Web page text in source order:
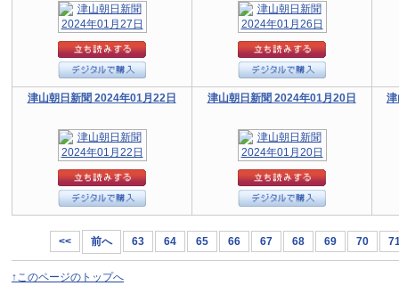
津山朝日新聞 2024年01月22日 津山朝日新聞 2024年01月20日
<< 前へ 63 64 65 66 67 68 69 70
↑このページのトップへ